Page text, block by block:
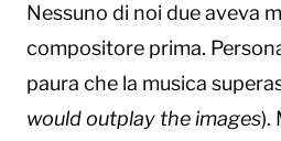
Nessuno di noi due aveva
compositore prima.
paura che la musica
wouldoutplay the images).